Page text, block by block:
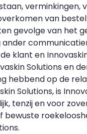
verminkingen,
van
gevolge van het
klant en
Solutions en
hebbend op de
Solutions, is
tenzij en voor
bewuste